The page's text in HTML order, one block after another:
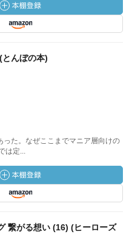
んぼの本)
った。なぜここまでマニア層向けの
は定...
繋がる想い (16) (ヒーローズ